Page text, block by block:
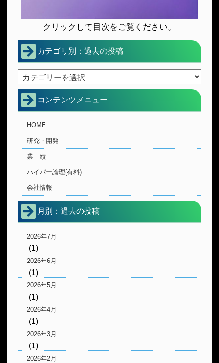
クリックして目次をご覧ください。
カテゴリ別：過去の投稿
コンテンツメニュー
HOME
研究・開発
業 績
ハイパー論理(有料)
会社情報
月別：過去の投稿
2026年7月
(1)
2026年6月
(1)
2026年5月
(1)
2026年4月
(1)
2026年3月
(1)
2026年2月